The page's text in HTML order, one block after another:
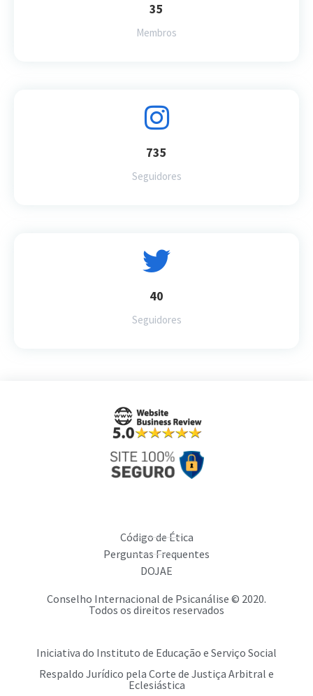
35
Membros
735
Seguidores
40
Seguidores
Código de Ética
Perguntas Frequentes
DOJAE
Conselho Internacional de Psicanálise © 2020.
Todos os direitos reservados
Iniciativa do Instituto de Educação e Serviço Social
Respaldo Jurídico pela Corte de Justiça Arbitral e
Eclesiástica